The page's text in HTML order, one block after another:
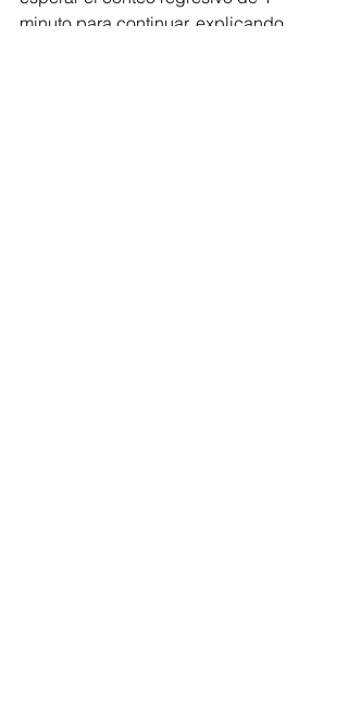
minuto para continuar, explicando